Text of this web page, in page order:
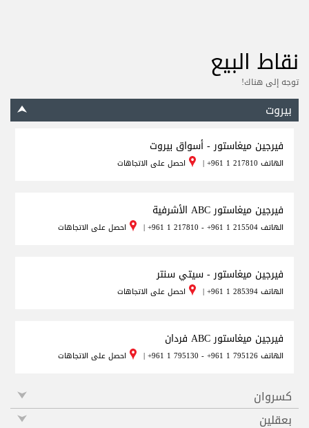
نقاط البيع
توجه إلى هناك!
بيروت
فيرجين ميغاستور - أسواق بيروت
الهاتف +961 1 217810
| احصل على الاتجاهات
فيرجين ميغاستور ABC الأشرفية
الهاتف+961 1 217810 - +961 1 215504
| احصل على الاتجاهات
فيرجين ميغاستور - سيتي سنتر
الهاتف+961 1 285394
| احصل على الاتجاهات
فيرجين ميغاستور ABC فردان
الهاتف+961 1 795130 - +961 1 795126
| احصل على الاتجاهات
كسروان
بعقلين